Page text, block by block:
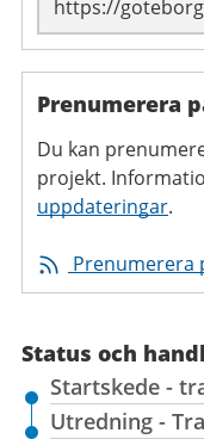
Prenumerera
Du kan
projekt.
uppdateringar.
Prenumerera
Status och
Startskede -
Utredning -